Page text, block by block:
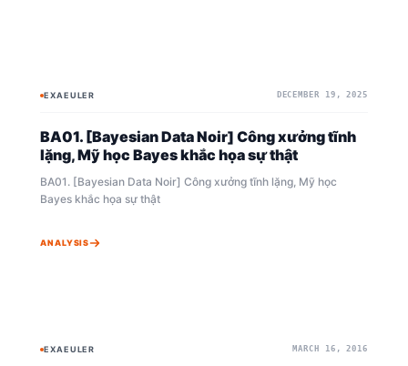
BAYESIAN
EXAEULER DECEMBER 19, 2025
BA01. [Bayesian Data Noir] Công xưởng tĩnh
lặng, Mỹ học Bayes khắc họa sự thật
BA01. [Bayesian Data Noir] Công xưởng tĩnh lặng, Mỹ học
Bayes khắc họa sự thật
ANALYSIS
BAYESIAN
EXAEULER MARCH 16, 2016